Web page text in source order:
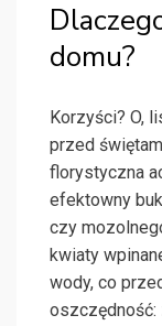
domu?
Korzyści? O,
przed
florystyczna
efektowny
czy
kwiaty
wody, co
oszczędność: